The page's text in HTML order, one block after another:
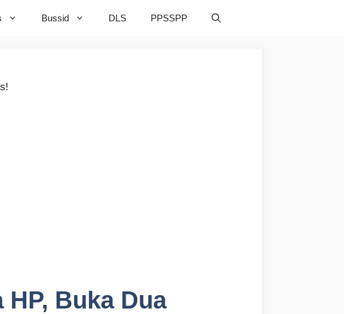
Bussid DLS PPSSPP
Buka Dua